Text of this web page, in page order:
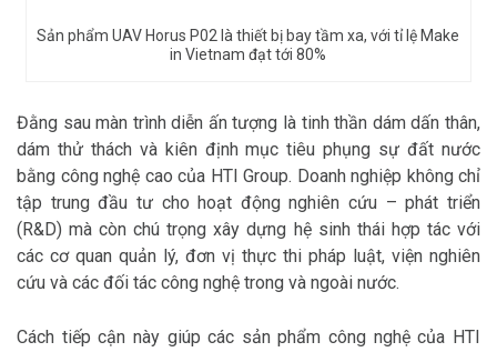
Sản phẩm UAV Horus P02 là thiết bị bay tầm xa, với tỉ lệ Make
in Vietnam đạt tới 80%
Đằng sau màn trình diễn ấn tượng là tinh thần dám dấn thân,
dám thử thách và kiên định mục tiêu phụng sự đất nước
bằng công nghệ cao của HTI Group. Doanh nghiệp không chỉ
tập trung đầu tư cho hoạt động nghiên cứu – phát triển
(R&D) mà còn chú trọng xây dựng hệ sinh thái hợp tác với
các cơ quan quản lý, đơn vị thực thi pháp luật, viện nghiên
cứu và các đối tác công nghệ trong và ngoài nước.
Cách tiếp cận này giúp các sản phẩm công nghệ của HTI